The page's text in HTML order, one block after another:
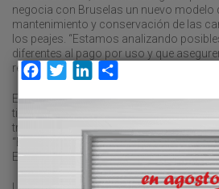
negocia con Bruselas un nuevo modelo
mantenimiento y conservación de las
los peajes. “Estamos analizando
diferentes al pago por uso y que
red viaria”, reconoció Sánchez.
El objetivo del Gobierno es modificar el
tiene sentido un modelo de
través de los Presupuestos Generales del
“El modelo actual en España difiere de
Europa”, recalcó.
Facebook
TwitterLinkedIn